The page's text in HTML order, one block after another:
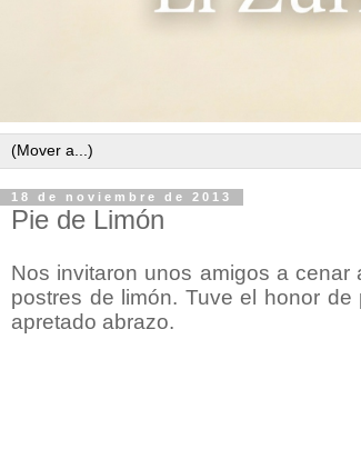
18 de noviembre de 2013
Pie de Limón
Nos invitaron unos amigos a
postres de limón. Tuve el honor de
apretado abrazo.